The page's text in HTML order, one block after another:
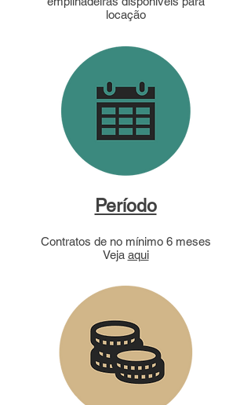
locação
Período
Contratos de no mínimo 6 meses
Veja aqui